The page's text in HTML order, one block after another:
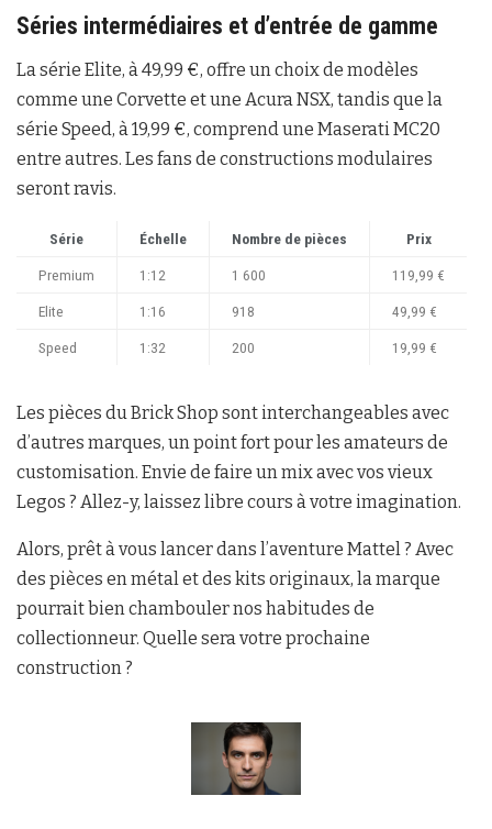
Séries intermédiaires et d’entrée de gamme
La série Elite, à 49,99 €, offre un choix de modèles
comme une Corvette et une Acura NSX, tandis que la
série Speed, à 19,99 €, comprend une Maserati MC20
entre autres. Les fans de constructions modulaires
seront ravis.
Série Échelle Nombre de pièces Prix
Premium 1:12 1 600 119,99 €
Elite 1:16 918 49,99 €
Speed 1:32 200 19,99 €
Les pièces du Brick Shop sont interchangeables avec
d’autres marques, un point fort pour les amateurs de
customisation. Envie de faire un mix avec vos vieux
Legos ? Allez-y, laissez libre cours à votre imagination.
Alors, prêt à vous lancer dans l’aventure Mattel ? Avec
des pièces en métal et des kits originaux, la marque
pourrait bien chambouler nos habitudes de
collectionneur. Quelle sera votre prochaine
construction ?